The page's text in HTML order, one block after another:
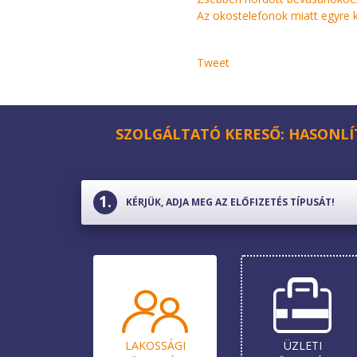
Az okostelefonok miatt egyre
Tweet
SZOLGÁLTATÓ KERESŐ:
KÉRJÜK, ADJA MEG AZ ELŐFIZETÉS TÍPUSÁT!
LAKOSSÁGI
ÜZLETI